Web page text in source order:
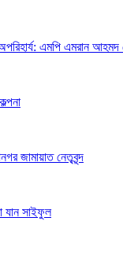
এমপি এমরান আহমদ
জামায়াত নেতৃবৃন্দ
যান সাইফুল